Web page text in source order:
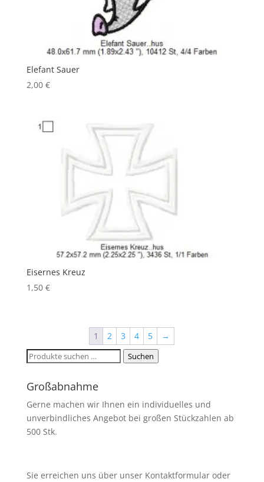
Elefant Sauer
2,00 €
Eisernes Kreuz
1,50 €
1 2 3 4 5
→
Suchen
Suchen
Großabnahme
Gerne machen wir Ihnen ein individuelles und
unverbindliches Angebot bei großen Stückzahlen ab
500 Stk.
Sie erreichen uns über unser Kontaktformular oder